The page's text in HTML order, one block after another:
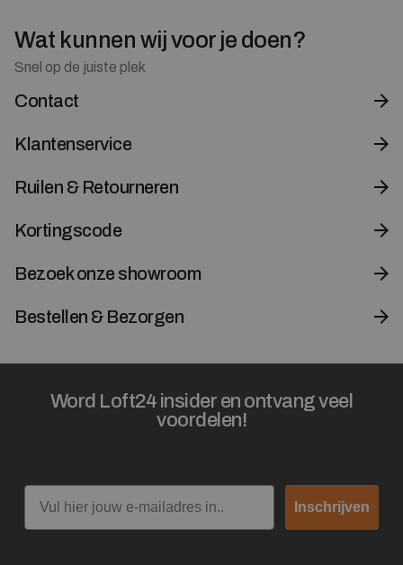
Wat kunnen wij voor je doen?
Snel op de juiste plek
Contact
Klantenservice
Ruilen & Retourneren
Kortingscode
Bezoek onze showroom
Bestellen & Bezorgen
Word Loft24 insider en ontvang veel
voordelen!
Email
Inschrijven